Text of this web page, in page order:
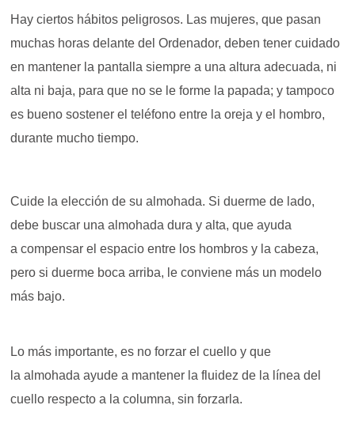
Hay ciertos hábitos peligrosos. Las mujeres, que pasan
muchas horas delante del Ordenador, deben tener cuidado
en mantener la pantalla siempre a una altura adecuada, ni
alta ni baja, para que no se le forme la papada; y tampoco
es bueno sostener el teléfono entre la oreja y el hombro,
durante mucho tiempo.
Cuide la elección de su almohada. Si duerme de lado,
debe buscar una almohada dura y alta, que ayuda
a compensar el espacio entre los hombros y la cabeza,
pero si duerme boca arriba, le conviene más un modelo
más bajo.
Lo más importante, es no forzar el cuello y que
la almohada ayude a mantener la fluidez de la línea del
cuello respecto a la columna, sin forzarla.